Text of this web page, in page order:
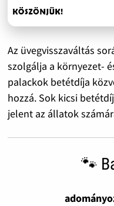
Az üvegvisszaváltás
szolgálja a környezet-
palackok betétdíja
hozzá. Sok kicsi
jelent az állatok
🐾